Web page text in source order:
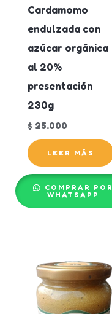
Cardamomo
endulzada con
azúcar orgánica
al 20%
presentación
230g
$ 25.000
LEER MÁS
COMPRAR POR
WHATSAPP